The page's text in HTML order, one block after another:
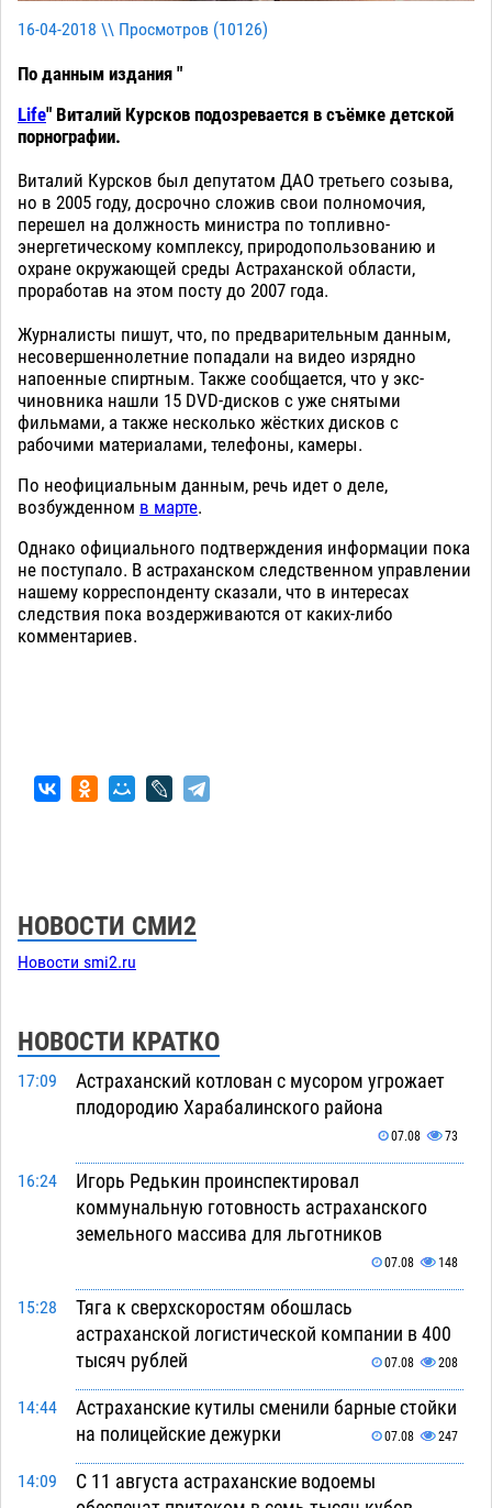
16-04-2018 \\ Просмотров (10126)
По данным издания "
Life" Виталий Курсков подозревается в съёмке детской
порнографии.
Виталий Курсков был депутатом ДАО третьего созыва,
но в 2005 году, досрочно сложив свои полномочия,
перешел на должность министра по топливно-
энергетическому комплексу, природопользованию и
охране окружающей среды Астраханской области,
проработав на этом посту до 2007 года.
Журналисты пишут, что, по предварительным данным,
несовершеннолетние попадали на видео изрядно
напоенные спиртным. Также сообщается, что у экс-
чиновника нашли 15 DVD-дисков с уже снятыми
фильмами, а также несколько жёстких дисков с
рабочими материалами, телефоны, камеры.
По неофициальным данным, речь идет о деле,
возбужденном в марте.
Однако официального подтверждения информации пока
не поступало. В астраханском следственном управлении
нашему корреспонденту сказали, что в интересах
следствия пока воздерживаются от каких-либо
комментариев.
НОВОСТИ СМИ2
Новости smi2.ru
НОВОСТИ КРАТКО
17:09
Астраханский котлован с мусором угрожает
плодородию Харабалинского района
07.08 73
16:24
Игорь Редькин проинспектировал
коммунальную готовность астраханского
земельного массива для льготников
07.08 148
15:28
Тяга к сверхскоростям обошлась
астраханской логистической компании в 400
тысяч рублей
07.08 208
14:44
Астраханские кутилы сменили барные стойки
на полицейские дежурки
07.08 247
14:09
С 11 августа астраханские водоемы